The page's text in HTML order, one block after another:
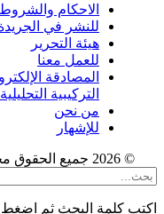
الاحكام والشروط
للنشر في الجريدة
هيئة التحرير
للعمل معنا
المصادقة
التركيبية التحليلية
من نحن
للإشهار
© 2026 جميع الحقوق محفوظة.
اكتب كلمة البحث ثم